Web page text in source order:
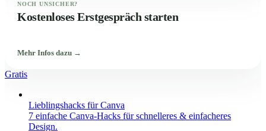
NOCH UNSICHER?
Kostenloses Erstgespräch starten
Mehr Infos dazu →
Gratis
Lieblingshacks für Canva
7 einfache Canva-Hacks für schnelleres & einfacheres
Design.